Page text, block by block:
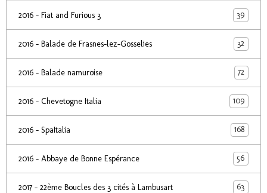
2016 - Fiat and Furious 3 39
2016 - Balade de Frasnes-lez-Gosselies 32
2016 - Balade namuroise 72
2016 - Chevetogne Italia 109
2016 - SpaItalia 168
2016 - Abbaye de Bonne Espérance 56
2017 - 22ème Boucles des 3 cités à Lambusart 63